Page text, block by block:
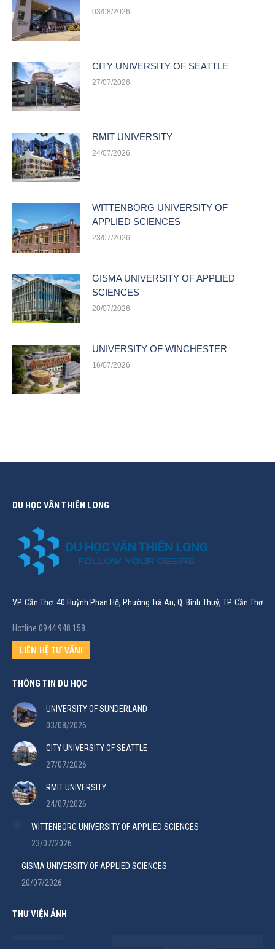
03/08/2026
CITY UNIVERSITY OF SEATTLE
27/07/2026
RMIT UNIVERSITY
24/07/2026
WITTENBORG UNIVERSITY OF
APPLIED SCIENCES
23/07/2026
GISMA UNIVERSITY OF APPLIED
SCIENCES
20/07/2026
UNIVERSITY OF WINCHESTER
16/07/2026
DU HỌC VÂN THIÊN LONG
VP. Cần Thơ: 40 Huỳnh Phan Hộ, Phường Trà An, Q. Bình Thuỷ, TP. Cần Thơ
Hotline 0944 948 158
LIÊN HỆ TƯ VẤN!
THÔNG TIN DU HỌC
UNIVERSITY OF SUNDERLAND
03/08/2026
CITY UNIVERSITY OF SEATTLE
27/07/2026
RMIT UNIVERSITY
24/07/2026
WITTENBORG UNIVERSITY OF APPLIED SCIENCES
23/07/2026
GISMA UNIVERSITY OF APPLIED SCIENCES
20/07/2026
THƯ VIỆN ẢNH